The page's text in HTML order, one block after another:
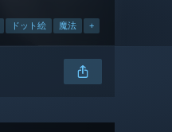
ドット絵 魔法 +